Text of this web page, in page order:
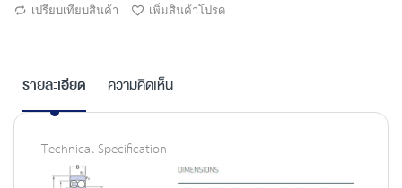
เปรียบเทียบสินค้า เพิ่มสินค้าโปรด
รายละเอียด
Technical Specification
ความคิดเห็น